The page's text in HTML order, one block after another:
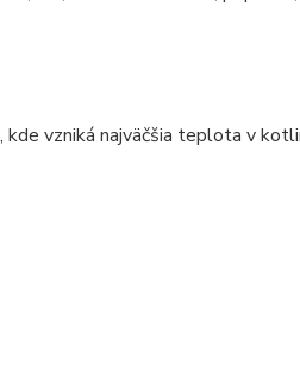
vzniká najväčšia teplota v